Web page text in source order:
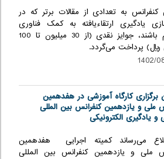
کنفرانس به تعدادی از مقالات برتر که در
یادگیری ارتقاء‌یافته به کمک فناوری
پیشگام باشند، جوایز نقدی (از 30 میلیون تا 100
ریال) پرداخت می‌گردد.
برگزاری کارگاه آموزشی در هفدهمین
ملی و یازدهمین کنفرانس بین المللی
و یادگیری الکترونیکی
می‌رساند کمیته اجرایی هفدهمین
ملی و یازدهمین کنفرانس بین المللی